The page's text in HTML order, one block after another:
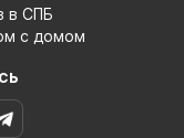
в СПБ
с домом